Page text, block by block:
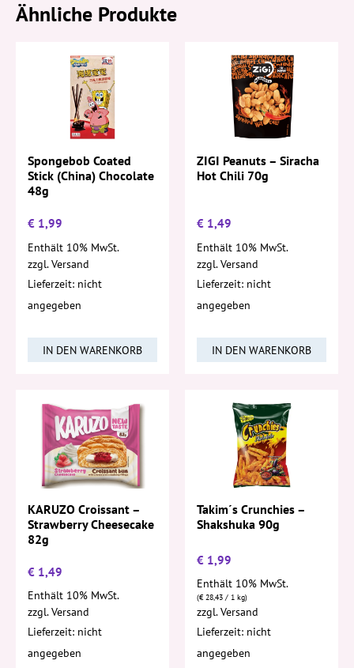
Ähnliche Produkte
Spongebob Coated
Stick (China) Chocolate
48g
€ 1,99
Enthält 10% MwSt.
zzgl.Versand
Lieferzeit: nicht
angegeben
IN DEN WARENKORB
ZIGI Peanuts – Siracha
Hot Chili 70g
€ 1,49
Enthält 10% MwSt.
zzgl.Versand
Lieferzeit: nicht
angegeben
IN DEN WARENKORB
KARUZO Croissant –
Strawberry Cheesecake
82g
€ 1,49
Enthält 10% MwSt.
zzgl.Versand
Lieferzeit: nicht
angegeben
Takim´s Crunchies –
Shakshuka 90g
€ 1,99
Enthält 10% MwSt.
(€28,43 / 1 kg)
zzgl.Versand
Lieferzeit: nicht
angegeben